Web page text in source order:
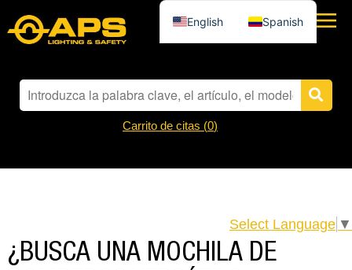
Carrito de citas (0)
Select Language ▼
¿BUSCA UNA MOCHILA DE
English Spanish